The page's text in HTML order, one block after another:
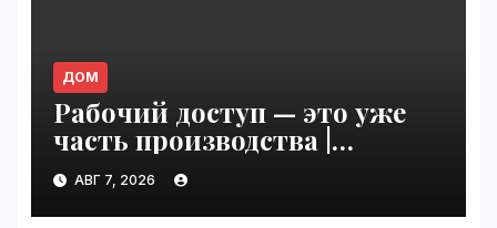
ДОМ
Рабочий доступ — это уже
часть производства |
VseTime.ru
АВГ 7, 2026